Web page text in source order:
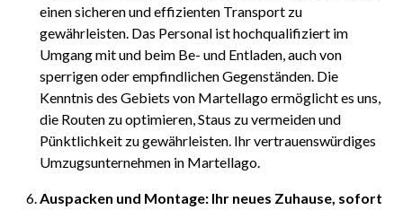
einen sicheren und effizienten Transport zu
gewährleisten. Das Personal ist hochqualifiziert im
Umgang mit und beim Be- und Entladen, auch von
sperrigen oder empfindlichen Gegenständen. Die
Kenntnis des Gebiets von Martellago ermöglicht es uns,
die Routen zu optimieren, Staus zu vermeiden und
Pünktlichkeit zu gewährleisten. Ihr vertrauenswürdiges
Umzugsunternehmen in Martellago.
Auspacken und Montage: Ihr neues Zuhause, sofort